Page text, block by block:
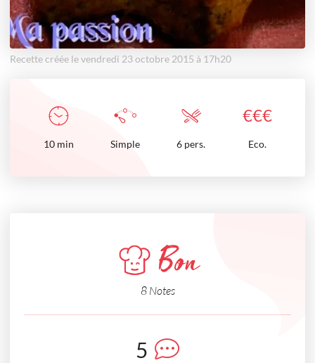
Recette créée le vendredi 23 octobre 2015 à 17h20
€€€
10 min Simple 6 pers. Eco.
Bon
8 Notes
5